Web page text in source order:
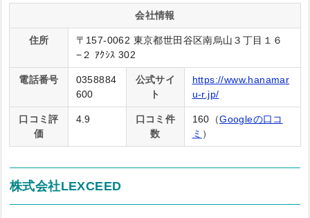
会社情報
住所
〒157-0062 東京都世田谷区南烏山３丁目１６
−２ ｱｸｼｽ 302
電話番号
0358884
600
公式サイ
ト
https://www.hanamar
u-r.jp/
口コミ評
価
4.9
口コミ件
数
160（Googleの口コ
ミ ）
株式会社LEXCEED